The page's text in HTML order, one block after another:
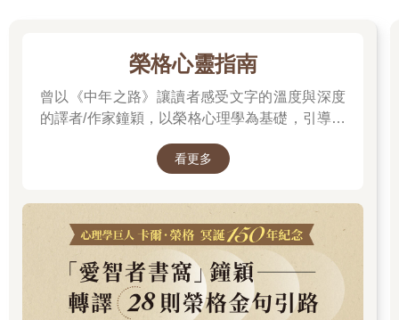
榮格心靈指南
曾以《中年之路》讓讀者感受文字的溫度與深度
的譯者/作家鐘穎，以榮格心理學為基礎，引導你
間，你是否忘了真正的自己？文字溫柔卻不逃避
的自己……想知道如何開始這段心靈旅程嗎？
看更多